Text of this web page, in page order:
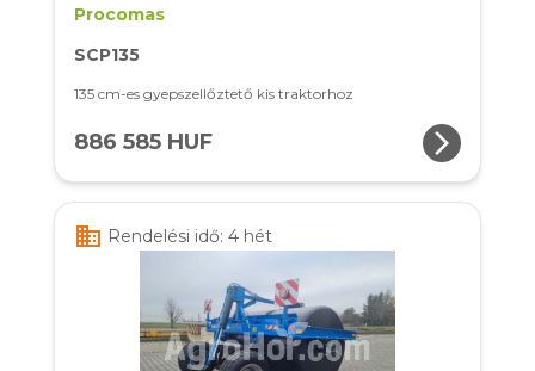
Procomas
SCP135
135 cm-es gyepszellőztető kis traktorhoz
886 585 HUF arrow_forward_ios
business Rendelési idő: 4 hét